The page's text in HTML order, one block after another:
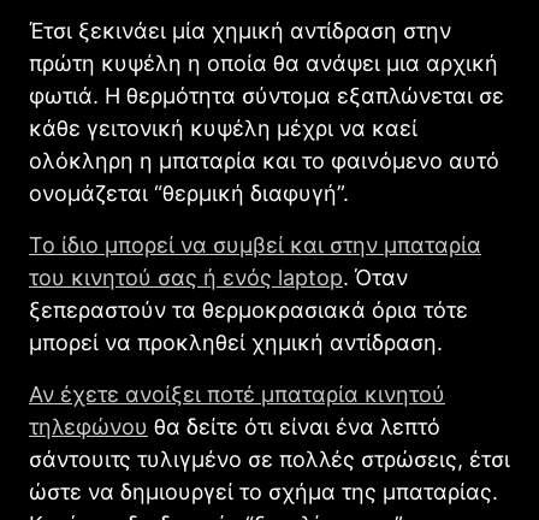
Έτσι ξεκινάει μία χημική αντίδραση στην
πρώτη κυψέλη η οποία θα ανάψει μια αρχική
φωτιά. Η θερμότητα σύντομα εξαπλώνεται σε
κάθε γειτονική κυψέλη μέχρι να καεί
ολόκληρη η μπαταρία και το φαινόμενο αυτό
ονομάζεται “θερμική διαφυγή”.
Το ίδιο μπορεί να συμβεί και στην μπαταρία
του κινητού σας ή ενός laptop. Όταν
ξεπεραστούν τα θερμοκρασιακά όρια τότε
μπορεί να προκληθεί χημική αντίδραση.
Αν έχετε ανοίξει ποτέ μπαταρία κινητού
τηλεφώνου θα δείτε ότι είναι ένα λεπτό
σάντουιτς τυλιγμένο σε πολλές στρώσεις, έτσι
ώστε να δημιουργεί το σχήμα της μπαταρίας.